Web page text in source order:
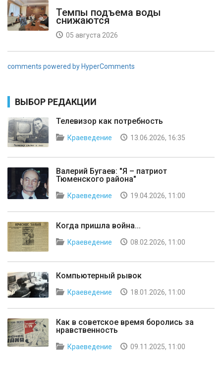
Темпы подъема воды
снижаются
05 августа 2026
comments powered by HyperComments
ВЫБОР РЕДАКЦИИ
Телевизор как потребность
Краеведение 13.06.2026, 16:35
Валерий Бугаев: "Я – патриот
Тюменского района"
Краеведение 19.04.2026, 11:00
Когда пришла война...
Краеведение 08.02.2026, 11:00
Компьютерный рывок
Краеведение 18.01.2026, 11:00
Как в советское время боролись за
нравственность
Краеведение 09.11.2025, 11:00